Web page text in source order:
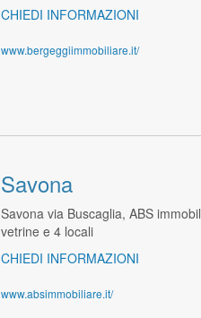
CHIEDI INFORMAZIONI
www.bergeggiimmobiliare.it/
Savona
Savona via Buscaglia, ABS
vetrine e 4 locali
CHIEDI INFORMAZIONI
www.absimmobiliare.it/